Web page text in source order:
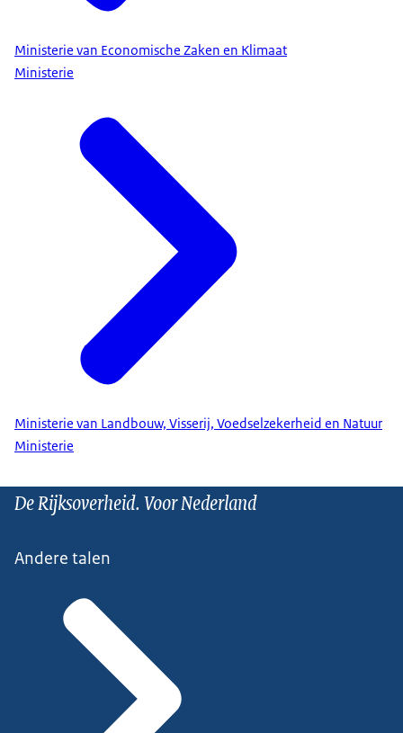
Ministerie van Economische Zaken en Klimaat
Ministerie
Ministerie van Landbouw, Visserij, Voedselzekerheid en Natuur
Ministerie
De Rijksoverheid. Voor Nederland
Andere talen